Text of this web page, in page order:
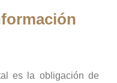
es la obligación de